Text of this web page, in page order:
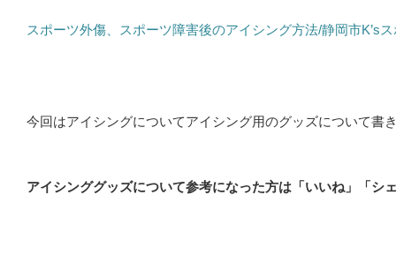
スポーツ外傷、スポーツ障害後のアイシング方法/静岡市K’s
今回はアイシングについてアイシング用のグッズについて書
アイシンググッズについて参考になった方は「いいね」「シ